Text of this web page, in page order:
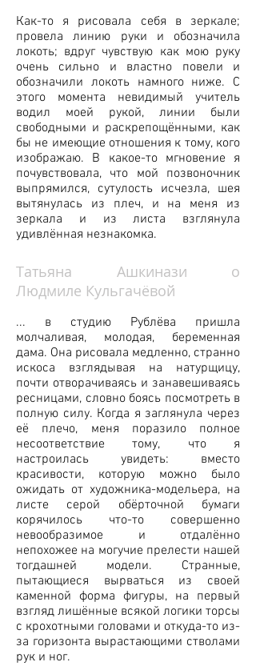
Как-то я рисовала себя в зеркале;
провела линию руки и обозначила
локоть; вдруг чувствую как мою руку
очень сильно и властно повели и
обозначили локоть намного ниже. С
этого момента невидимый учитель
водил моей рукой, линии были
свободными и раскрепощёнными, как
бы не имеющие отношения к тому, кого
изображаю. В какое-то мгновение я
почувствовала, что мой позвоночник
выпрямился, сутулость исчезла, шея
вытянулась из плеч, и на меня из
зеркала и из листа взглянула
удивлённая незнакомка.
Татьяна Ашкинази о
Людмиле Кульгачёвой
... в студию Рублёва пришла
молчаливая, молодая, беременная
дама. Она рисовала медленно, странно
искоса взглядывая на натурщицу,
почти отворачиваясь и занавешиваясь
ресницами, словно боясь посмотреть в
полную силу. Когда я заглянула через
её плечо, меня поразило полное
несоответствие тому, что я
настроилась увидеть: вместо
красивости, которую можно было
ожидать от художника-модельера, на
листе серой обёрточной бумаги
корячилось что-то совершенно
невообразимое и отдалённо
непохожее на могучие прелести нашей
тогдашней модели. Странные,
пытающиеся вырваться из своей
каменной форма фигуры, на первый
взгляд лишённые всякой логики торсы
с крохотными головами и откуда-то из-
за горизонта вырастающими стволами
рук и ног.